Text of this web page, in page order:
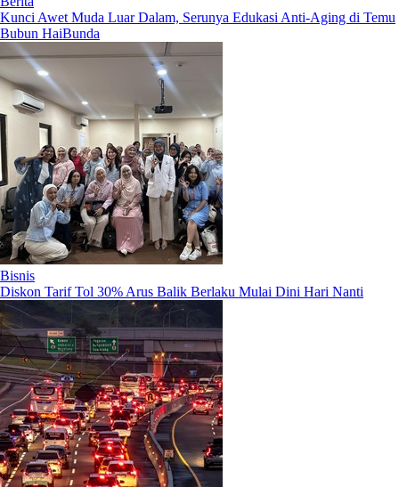
Kunci Awet Muda Luar Dalam, Serunya Edukasi Anti-Aging di Temu
Bubun HaiBunda
Bisnis
Diskon Tarif Tol 30% Arus Balik Berlaku Mulai Dini Hari Nanti